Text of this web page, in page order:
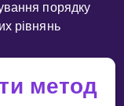
порядку
рівнянь
метод